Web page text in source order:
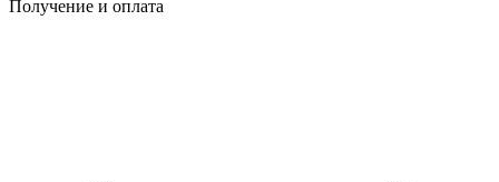
Получение и оплата